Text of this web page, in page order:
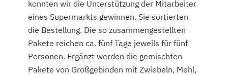
konnten wir die Unterstützung der Mitarbeiter
eines Supermarkts gewinnen. Sie sortierten
die Bestellung. Die so zusammengestellten
Pakete reichen ca. fünf Tage jeweils für fünf
Personen. Ergänzt werden die gemischten
Pakete von Großgebinden mit Zwiebeln, Mehl,